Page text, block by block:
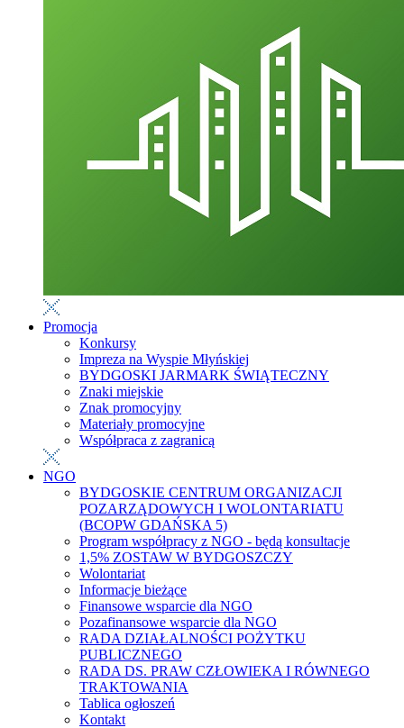
Promocja
Konkursy
Impreza na Wyspie Młyńskiej
BYDGOSKI JARMARK ŚWIĄTECZNY
Znaki miejskie
Znak promocyjny
Materiały promocyjne
Współpraca z zagranicą
NGO
BYDGOSKIE CENTRUM ORGANIZACJI
POZARZĄDOWYCH I WOLONTARIATU
(BCOPW GDAŃSKA 5)
Program współpracy z NGO - będą konsultacje
1,5% ZOSTAW W BYDGOSZCZY
Wolontariat
Informacje bieżące
Finansowe wsparcie dla NGO
Pozafinansowe wsparcie dla NGO
RADA DZIAŁALNOŚCI POŻYTKU
PUBLICZNEGO
RADA DS. PRAW CZŁOWIEKA I RÓWNEGO
TRAKTOWANIA
Tablica ogłoszeń
Kontakt